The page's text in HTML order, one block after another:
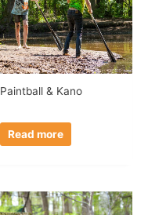
Paintball & Kano
Read more